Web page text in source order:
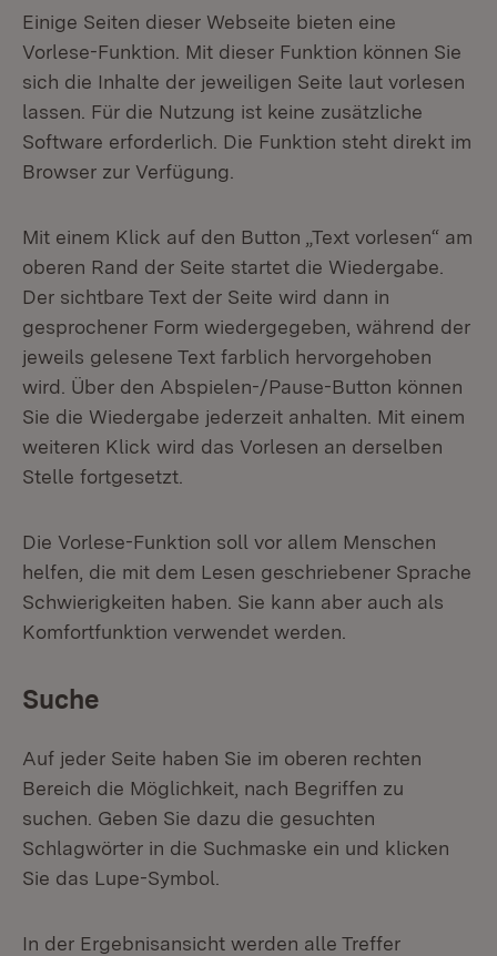
Einige Seiten dieser Webseite bieten eine
Vorlese-Funktion. Mit dieser Funktion können Sie
sich die Inhalte der jeweiligen Seite laut vorlesen
lassen. Für die Nutzung ist keine zusätzliche
Software erforderlich. Die Funktion steht direkt im
Browser zur Verfügung.
Mit einem Klick auf den Button „Text vorlesen“ am
oberen Rand der Seite startet die Wiedergabe.
Der sichtbare Text der Seite wird dann in
gesprochener Form wiedergegeben, während der
jeweils gelesene Text farblich hervorgehoben
wird. Über den Abspielen-/Pause-Button können
Sie die Wiedergabe jederzeit anhalten. Mit einem
weiteren Klick wird das Vorlesen an derselben
Stelle fortgesetzt.
Die Vorlese-Funktion soll vor allem Menschen
helfen, die mit dem Lesen geschriebener Sprache
Schwierigkeiten haben. Sie kann aber auch als
Komfortfunktion verwendet werden.
Suche
Auf jeder Seite haben Sie im oberen rechten
Bereich die Möglichkeit, nach Begriffen zu
suchen. Geben Sie dazu die gesuchten
Schlagwörter in die Suchmaske ein und klicken
Sie das Lupe-Symbol.
In der Ergebnisansicht werden alle Treffer